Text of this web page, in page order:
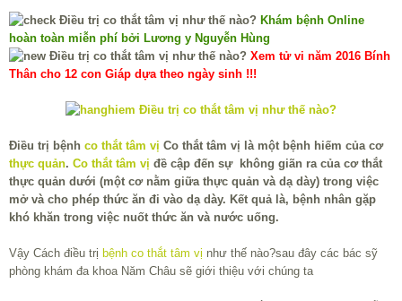
Khám bệnh Online
hoàn toàn miễn phí bởi Lương y Nguyễn Hùng
Xem tử vi năm 2016 Bính
Thân cho 12 con Giáp dựa theo ngày sinh !!!
Điều trị bệnh co thắt tâm vị Co thắt tâm vị là một bệnh hiếm của cơ
thực quản. Co thắt tâm vị đề cập đến sự không giãn ra của cơ thắt
thực quản dưới (một cơ nằm giữa thực quản và dạ dày) trong việc
mở và cho phép thức ăn đi vào dạ dày. Kết quả là, bệnh nhân gặp
khó khăn trong việc nuốt thức ăn và nước uống.
Vậy Cách điều trị bệnh co thắt tâm vị như thế nào?sau đây các bác sỹ
phòng khám đa khoa Năm Châu sẽ giới thiệu với chúng ta